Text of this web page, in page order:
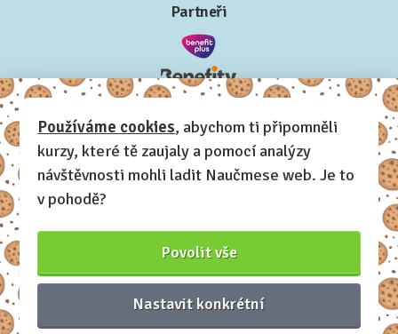
Partneři
Naučmese, 2012-2026.
Sdílíme dovednosti, offline i online.
Používáme cookies, abychom ti připomněli
kurzy, které tě zaujaly a pomocí analýzy
návštěvnosti mohli ladit Naučmese web. Je to
v pohodě?
Povolit vše
Nastavit konkrétní